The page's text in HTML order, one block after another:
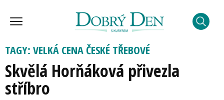
TAGY: VELKÁ CENA ČESKÉ TŘEBOVÉ
Skvělá Horňáková přivezla
stříbro